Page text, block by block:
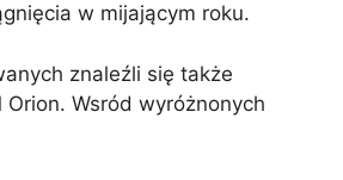
w mijającym roku.
znaleźli się także
Orion. Wsród wyróżnonych